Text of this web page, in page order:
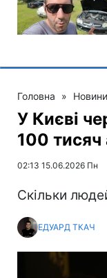
Головна » Новини
У Києві
100 тисяч
02:13 15.06.2026 Пн
Скільки
ЕДУАРД ТКАЧ